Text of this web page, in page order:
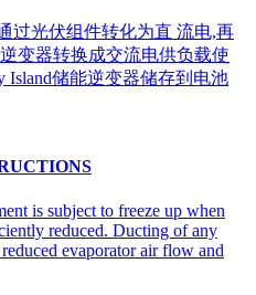
过光伏组件转化为直 流电,再
变器转换成交流电供负载使
Island储能逆变器储存到电池
is subject to freeze up when
reduced. Ducting of any
evaporator air flow and